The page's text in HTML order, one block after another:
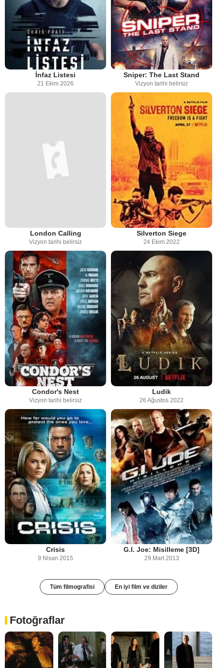
İnfaz Listesi
21 Ekim 2026
Sniper: The Last Stand
Vizyon tarihi belirsiz
London Calling
Vizyon tarihi belirsiz
Silverton Siege
24 Ekim 2022
Condor's Nest
Vizyon tarihi belirsiz
Ludik
26 Ağustos 2022
Crisis
9 Nisan 2015
G.I. Joe: Misilleme [3D]
29 Mart 2013
Tüm filmografisi En iyi film ve diziler
Fotoğraflar